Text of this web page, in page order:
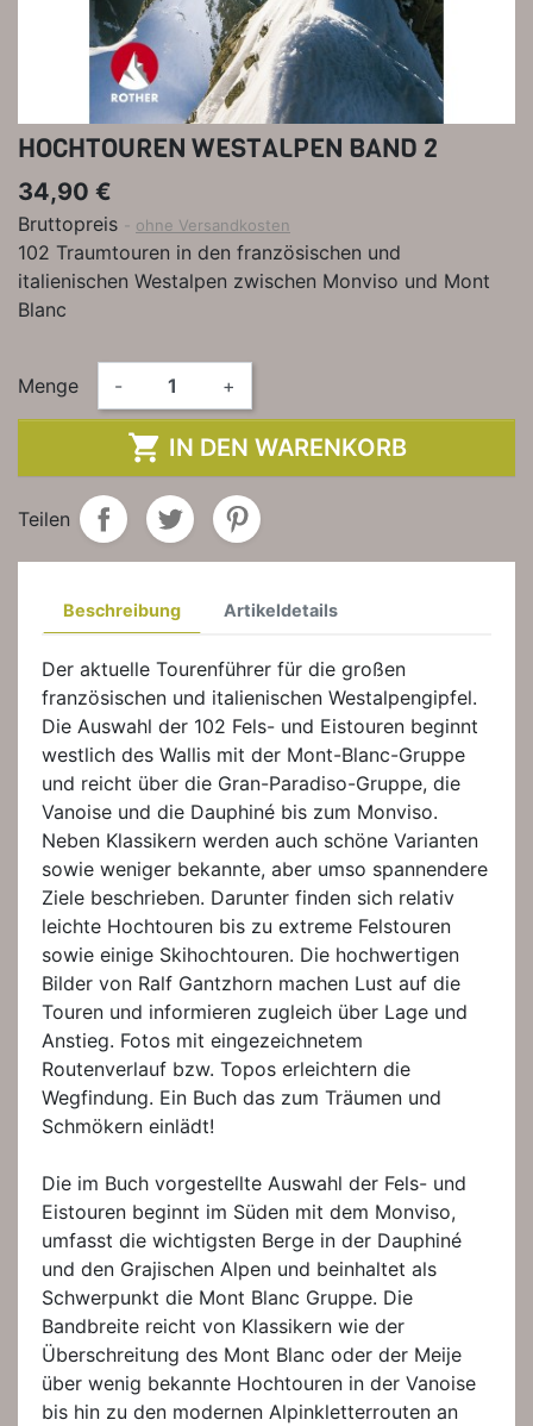
HOCHTOUREN WESTALPEN BAND 2
34,90 €
Bruttopreis ohne Versandkosten
102 Traumtouren in den französischen und
italienischen Westalpen zwischen Monviso und Mont
Blanc
Menge - +
 IN DEN WARENKORB
Teilen
Beschreibung Artikeldetails
Der aktuelle Tourenführer für die großen
französischen und italienischen Westalpengipfel.
Die Auswahl der 102 Fels- und Eistouren beginnt
westlich des Wallis mit der Mont-Blanc-Gruppe
und reicht über die Gran-Paradiso-Gruppe, die
Vanoise und die Dauphiné bis zum Monviso.
Neben Klassikern werden auch schöne Varianten
sowie weniger bekannte, aber umso spannendere
Ziele beschrieben. Darunter finden sich relativ
leichte Hochtouren bis zu extreme Felstouren
sowie einige Skihochtouren. Die hochwertigen
Bilder von Ralf Gantzhorn machen Lust auf die
Touren und informieren zugleich über Lage und
Anstieg. Fotos mit eingezeichnetem
Routenverlauf bzw. Topos erleichtern die
Wegfindung. Ein Buch das zum Träumen und
Schmökern einlädt!
Die im Buch vorgestellte Auswahl der Fels- und
Eistouren beginnt im Süden mit dem Monviso,
umfasst die wichtigsten Berge in der Dauphiné
und den Grajischen Alpen und beinhaltet als
Schwerpunkt die Mont Blanc Gruppe. Die
Bandbreite reicht von Klassikern wie der
Überschreitung des Mont Blanc oder der Meije
über wenig bekannte Hochtouren in der Vanoise
bis hin zu den modernen Alpinkletterrouten an